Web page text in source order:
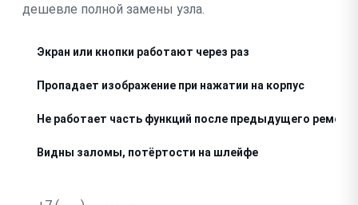
дешевле полной замены узла.
Экран или кнопки работают через раз
Пропадает изображение при нажатии на корпус
Не работает часть функций после предыдущего
Видны заломы, потёртости на шлейфе